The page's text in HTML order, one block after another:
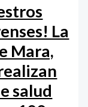
La
Mara,
salud